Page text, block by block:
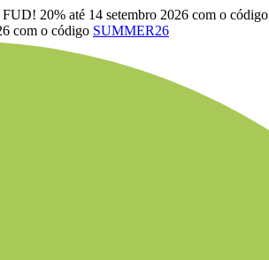
20% até 14 setembro 2026 com o código
com o código SUMMER26